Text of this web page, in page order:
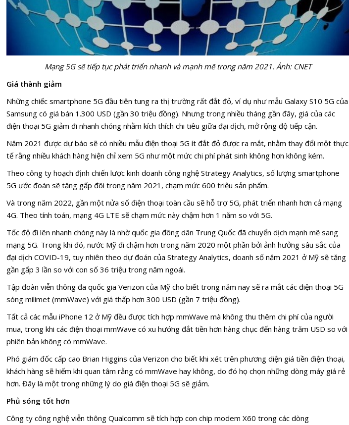
Mạng 5G sẽ tiếp tục phát triển nhanh và mạnh mẽ trong năm 2021. Ảnh: CNET
Giá thành giảm
Những chiếc smartphone 5G đầu tiên tung ra thị trường rất đắt đỏ, ví dụ như mẫu Galaxy S10 5G của
Samsung có giá bán 1.300 USD (gần 30 triệu đồng). Nhưng trong nhiều tháng gần đây, giá của các
điện thoại 5G giảm đi nhanh chóng nhằm kích thích chi tiêu giữa đại dịch, mở rộng độ tiếp cận.
Năm 2021 được dự báo sẽ có nhiều mẫu điện thoại 5G ít đắt đỏ được ra mắt, nhằm thay đổi một thực
tế rằng nhiều khách hàng hiện chỉ xem 5G như một mức chi phí phát sinh không hơn không kém.
Theo công ty hoạch định chiến lược kinh doanh công nghệ Strategy Analytics, số lượng smartphone
5G ước đoán sẽ tăng gấp đôi trong năm 2021, chạm mức 600 triệu sản phẩm.
Và trong năm 2022, gần một nửa số điện thoại toàn cầu sẽ hỗ trợ 5G, phát triển nhanh hơn cả mạng
4G. Theo tính toán, mạng 4G LTE sẽ chạm mức này chậm hơn 1 năm so với 5G.
Tốc độ đi lên nhanh chóng này là nhờ quốc gia đông dân Trung Quốc đã chuyển dịch mạnh mẽ sang
mạng 5G. Trong khi đó, nước Mỹ đi chậm hơn trong năm 2020 một phần bởi ảnh hưởng sâu sắc của
đại dịch COVID-19, tuy nhiên theo dự đoán của Strategy Analytics, doanh số năm 2021 ở Mỹ sẽ tăng
gần gấp 3 lần so với con số 36 triệu trong năm ngoái.
Tập đoàn viễn thông đa quốc gia Verizon của Mỹ cho biết trong năm nay sẽ ra mắt các điện thoại 5G
sóng milimet (mmWave) với giá thấp hơn 300 USD (gần 7 triệu đồng).
Tất cả các mẫu iPhone 12 ở Mỹ đều được tích hợp mmWave mà không thu thêm chi phí của người
mua, trong khi các điện thoại mmWave có xu hướng đắt tiền hơn hàng chục đến hàng trăm USD so với
phiên bản không có mmWave.
Phó giám đốc cấp cao Brian Higgins của Verizon cho biết khi xét trên phương diện giá tiền điện thoại,
khách hàng sẽ hiếm khi quan tâm rằng có mmWave hay không, do đó họ chọn những dòng máy giá rẻ
hơn. Đây là một trong những lý do giá điện thoại 5G sẽ giảm.
Phủ sóng tốt hơn
Công ty công nghệ viễn thông Qualcomm sẽ tích hợp con chip modem X60 trong các dòng